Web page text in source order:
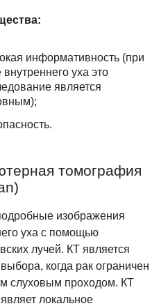
информативность (при
внутреннего уха это
является
томография
изображения
уха с помощью
лучей. КТ является
когда рак ограничен
слуховым проходом. КТ
локальное